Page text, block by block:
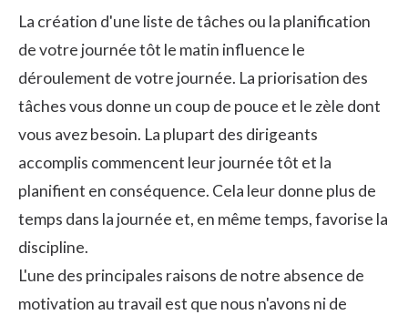
La création d'une liste de tâches ou la planification
de votre journée tôt le matin influence le
déroulement de votre journée. La priorisation des
tâches vous donne un coup de pouce et le zèle dont
vous avez besoin. La plupart des dirigeants
accomplis commencent leur journée tôt et la
planifient en conséquence. Cela leur donne plus de
temps dans la journée et, en même temps, favorise la
discipline.
L'une des principales raisons de notre absence de
motivation au travail est que nous n'avons ni de